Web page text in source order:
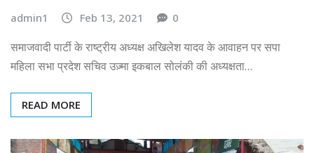
admin1 Feb 13, 2021 0
समाजवादी पार्टी के राष्ट्रीय अध्यक्ष अखिलेश यादव के आवाहन पर सपा
महिला सभा प्रदेश सचिव उज़्मा इकबाल सोलंकी की अध्यक्षता…
READ MORE